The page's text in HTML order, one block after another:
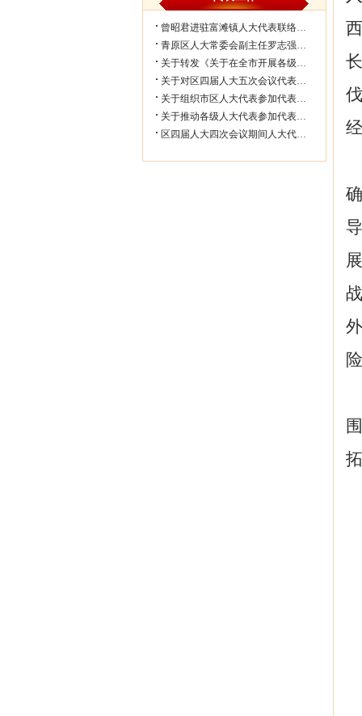
曾昭君进驻富滩镇人大代表联络工作站...
青原区人大常委会副主任罗志强带队赴...
关于转发《关于在全市开展各级人大代...
关于对区四届人大五次会议代表所提部...
关于组织市区人大代表参加代表联络工...
关于推动各级人大代表参加代表联络工...
区四届人大四次会议期间人大代表审议...